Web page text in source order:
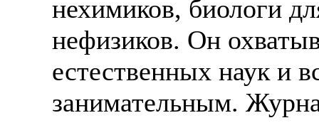
нехимиков, биологи
нефизиков. Он
естественных наук и
занимательным.